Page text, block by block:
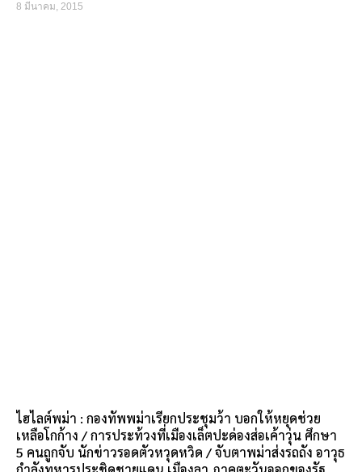
8 มีนาคม, 2015
ไฮไลต์พม่า : กองทัพพม่าเรียกประชุมว้า บอกให้หยุดช่วย
เหลือโกก้าง / การประท้วงที่เมืองเล็ตปะด่องส่อเค้าวุ่น ศึกษา
5 คนถูกจับ นักข่าวรอดตัวหวุดหวิด / จับตาพม่าส่งรถถัง อาวุธ